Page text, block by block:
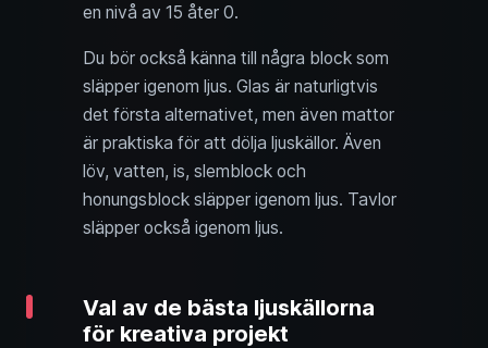
en nivå av 15 åter 0.
Du bör också känna till några block som
släpper igenom ljus. Glas är naturligtvis
det första alternativet, men även mattor
är praktiska för att dölja ljuskällor. Även
löv, vatten, is, slemblock och
honungsblock släpper igenom ljus. Tavlor
släpper också igenom ljus.
Val av de bästa ljuskällorna
för kreativa projekt